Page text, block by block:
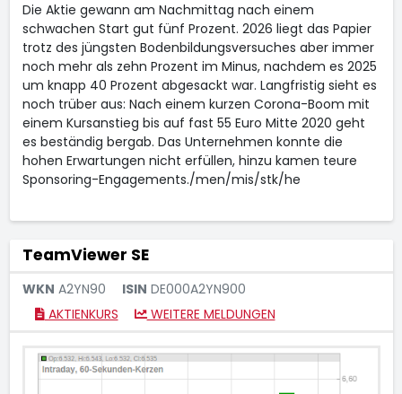
Die Aktie gewann am Nachmittag nach einem
schwachen Start gut fünf Prozent. 2026 liegt das Papier
trotz des jüngsten Bodenbildungsversuches aber immer
noch mehr als zehn Prozent im Minus, nachdem es 2025
um knapp 40 Prozent abgesackt war. Langfristig sieht es
noch trüber aus: Nach einem kurzen Corona-Boom mit
einem Kursanstieg bis auf fast 55 Euro Mitte 2020 geht
es beständig bergab. Das Unternehmen konnte die
hohen Erwartungen nicht erfüllen, hinzu kamen teure
Sponsoring-Engagements./men/mis/stk/he
TeamViewer SE
WKN A2YN90 ISIN DE000A2YN900
AKTIENKURS
WEITERE MELDUNGEN